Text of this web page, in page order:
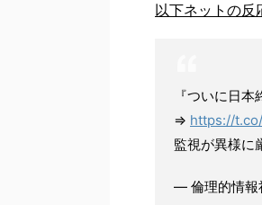
以下ネットの反
『ついに日
⇒ https://
監視が異様に
— 倫理的情報